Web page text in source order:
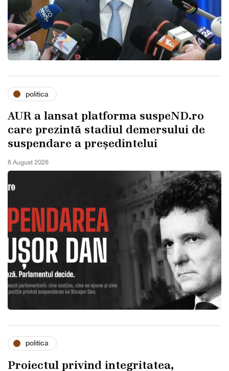
politica
AUR a lansat platforma suspeND.ro
care prezintă stadiul demersului de
suspendare a președintelui
6 August 2026
politica
Proiectul privind integritatea,